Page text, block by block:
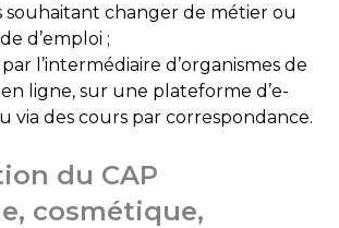
souhaitant changer de métier ou
d’emploi ;
l’intermédiaire d’organismes de
ligne, sur une plateforme d’e-
via des cours par correspondance.
du CAP
cosmétique,